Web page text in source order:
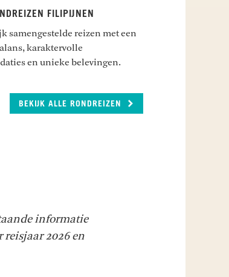
FILIPIJNEN
samengestelde reizen met een
karaktervolle
en unieke belevingen.
BEKIJK ALLE RONDREIZEN
informatie
reisjaar 2026 en